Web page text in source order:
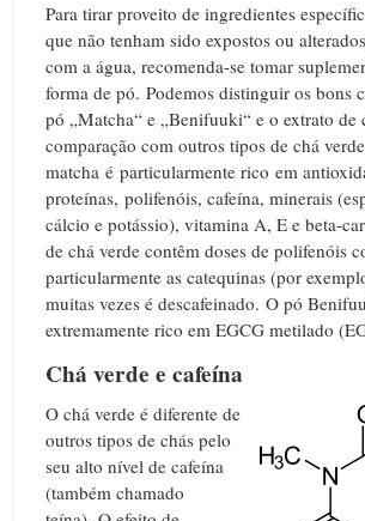
Para tirar proveito de ingredientes
que não tenham sido expostos ou
com a água, recomenda-se tomar
forma de pó. Podemos distinguir os bons
pó „Matcha“ e „Benifuuki“ e o extrato de
comparação com outros tipos de chá
matcha é particularmente rico em
proteínas, polifenóis, cafeína, minerais
cálcio e potássio), vitamina A, E e beta-
de chá verde contêm doses de polifenóis
particularmente as catequinas (por
muitas vezes é descafeinado. O pó
extremamente rico em EGCG metilado
Chá verde e cafeína
O chá verde é diferente de
outros tipos de chás pelo
seu alto nível de cafeína
(também chamado